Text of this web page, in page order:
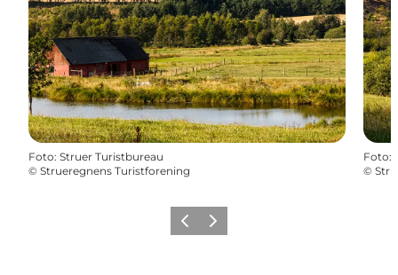
Foto: Struer Turistbureau
© Strueregnens Turistforening
Foto:
©
Vorherige Folie
Nächste Folie